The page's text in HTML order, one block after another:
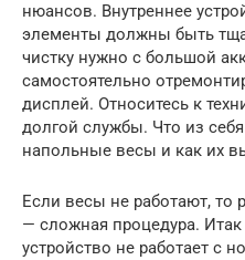
нюансов. Внутреннее
элементы должны быть
чистку нужно с большой
самостоятельно
дисплей. Относитесь к
долгой службы. Что из
напольные весы и как их
Если весы не работают, то
— сложная процедура.
устройство не работает с